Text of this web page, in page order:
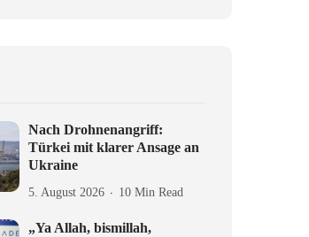
Nach Drohnenangriff:
Türkei mit klarer Ansage an
Ukraine
5. August 2026 10 Min Read
„Ya Allah, bismillah,